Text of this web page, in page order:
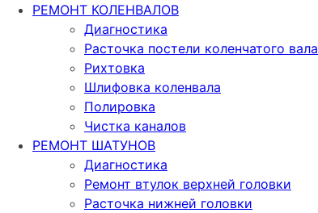
РЕМОНТ КОЛЕНВАЛОВ
Диагностика
Расточка постели коленчатого вала
Рихтовка
Шлифовка коленвала
Полировка
Чистка каналов
РЕМОНТ ШАТУНОВ
Диагностика
Ремонт втулок верхней головки
Расточка нижней головки